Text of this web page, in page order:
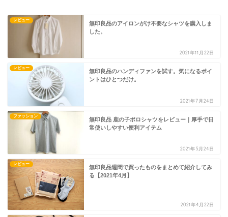
レビュー
無印良品のアイロンがけ不要なシャツを購入しま
した。
2021年11月22日
レビュー
無印良品のハンディファンを試す。気になるポイ
ントはひとつだけ。
2021年7月24日
ファッション
無印良品 鹿の子ポロシャツをレビュー｜厚手で日
常使いしやすい便利アイテム
2021年5月24日
レビュー
無印良品週間で買ったものをまとめて紹介してみ
る【2021年4月】
2021年4月22日